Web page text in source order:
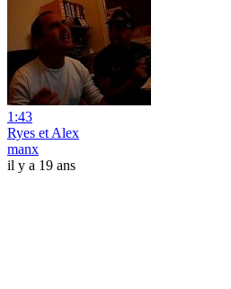
1:43
Ryes et Alex
manx
il y a 19 ans